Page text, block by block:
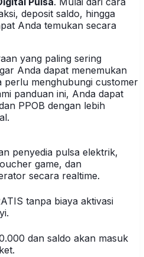
deposit saldo, hingga
Anda temukan secara
yang paling sering
Anda dapat menemukan
perlu menghubungi customer
panduan ini, Anda dapat
PPOB dengan lebih
penyedia pulsa elektrik,
game, dan
secara realtime.
tanpa biaya aktivasi
dan saldo akan masuk